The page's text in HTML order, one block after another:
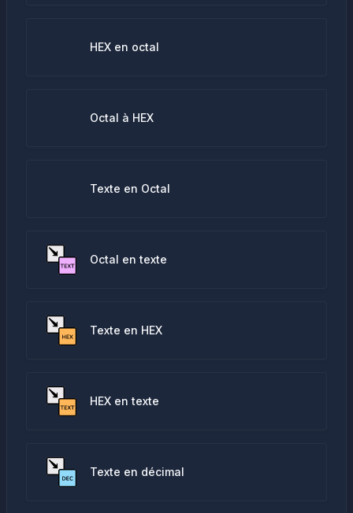
HEX en octal
Octal à HEX
Texte en Octal
Octal en texte
Texte en HEX
HEX en texte
Texte en décimal